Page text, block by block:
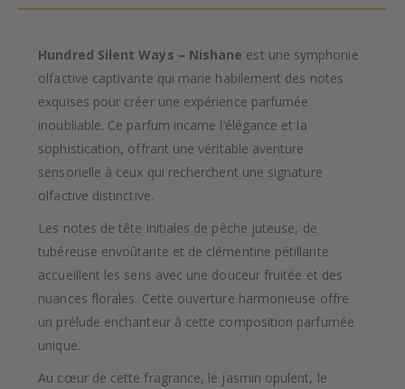
Hundred Silent Ways – Nishane est une symphonie
olfactive captivante qui marie habilement des notes
exquises pour créer une expérience parfumée
inoubliable. Ce parfum incarne l’élégance et la
sophistication, offrant une véritable aventure
sensorielle à ceux qui recherchent une signature
olfactive distinctive.
Les notes de tête initiales de pêche juteuse, de
tubéreuse envoûtante et de clémentine pétillante
accueillent les sens avec une douceur fruitée et des
nuances florales. Cette ouverture harmonieuse offre
un prélude enchanteur à cette composition parfumée
unique.
Au cœur de cette fragrance, le jasmin opulent, le